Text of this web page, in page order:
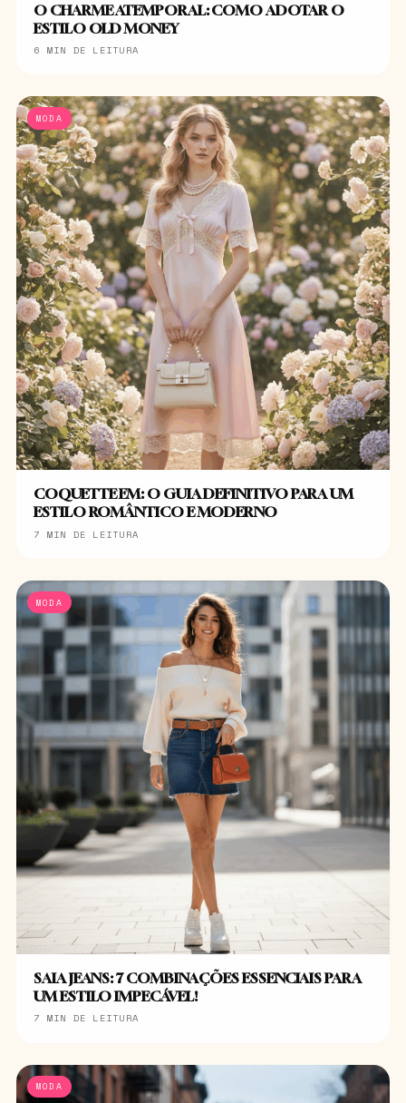
O CHARME ATEMPORAL: COMO ADOTAR O
ESTILO OLD MONEY
6 MIN DE LEITURA
MODA
COQUETTE EM: O GUIA DEFINITIVO PARA UM
ESTILO ROMÂNTICO E MODERNO
7 MIN DE LEITURA
MODA
SAIA JEANS: 7 COMBINAÇÕES ESSENCIAIS PARA
UM ESTILO IMPECÁVEL!
7 MIN DE LEITURA
MODA